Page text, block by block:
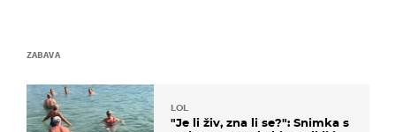
ZABAVA
LOL
"Je li živ, zna li se?": Snimka s